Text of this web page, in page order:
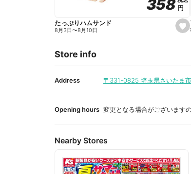
s
e
i
t
358
358円
円
たっぷりハムサンド
8月3日〜8月10日
Store info
Address 〒331-0825 埼玉県さいたま
Opening hours 変更となる場合がございます
Nearby Stores